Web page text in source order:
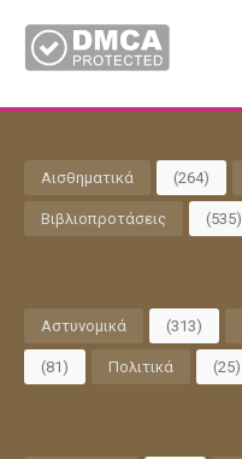
Αισθηματικά (264)
Βιβλιοπροτάσεις (535)
Αστυνομικά (313)
(81) Πολιτικά (25)